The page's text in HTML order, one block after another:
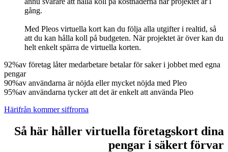
gång.
Med Pleos virtuella kort kan du följa alla utgifter i realtid, så
att du kan hålla koll på budgeten. När projektet är över kan du
helt enkelt spärra de virtuella korten.
92%av företag låter medarbetare betalar för saker i jobbet med egna
pengar
90%av användarna är nöjda eller mycket nöjda med Pleo
95%av användarna tycker att det är enkelt att använda Pleo
Härifrån kommer siffrorna
Så här håller virtuella företagskort dina
pengar i säkert förvar